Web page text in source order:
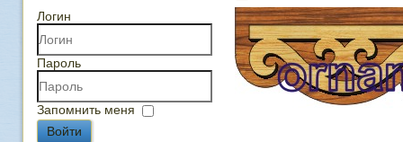
Логин
Пароль
Запомнить меня
Войти